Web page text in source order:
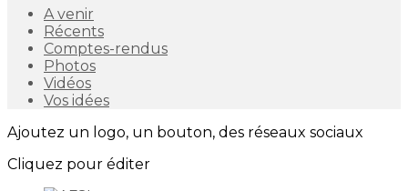
A venir
Récents
Comptes-rendus
Photos
Vidéos
Vos idées
Ajoutez un logo, un bouton, des réseaux sociaux
Cliquez pour éditer